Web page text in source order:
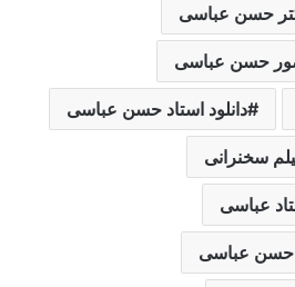
حسن عباسی
حضور حسن عباسی
دانلود استاد حسن عباسی
سخنرانی
عباسی
حسن عباسی